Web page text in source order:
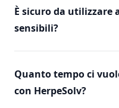
È sicuro da utilizzare
sensibili?
Quanto tempo ci
con HerpeSolv?